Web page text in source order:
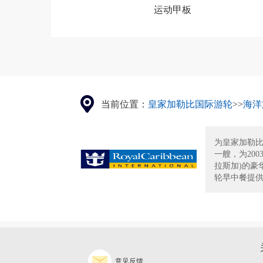
运动甲板
当前位置： 皇家加勒比国际游轮>>海
为皇家加勒
一艘，为
拉斯加)的豪
轮早中餐提
意见反馈